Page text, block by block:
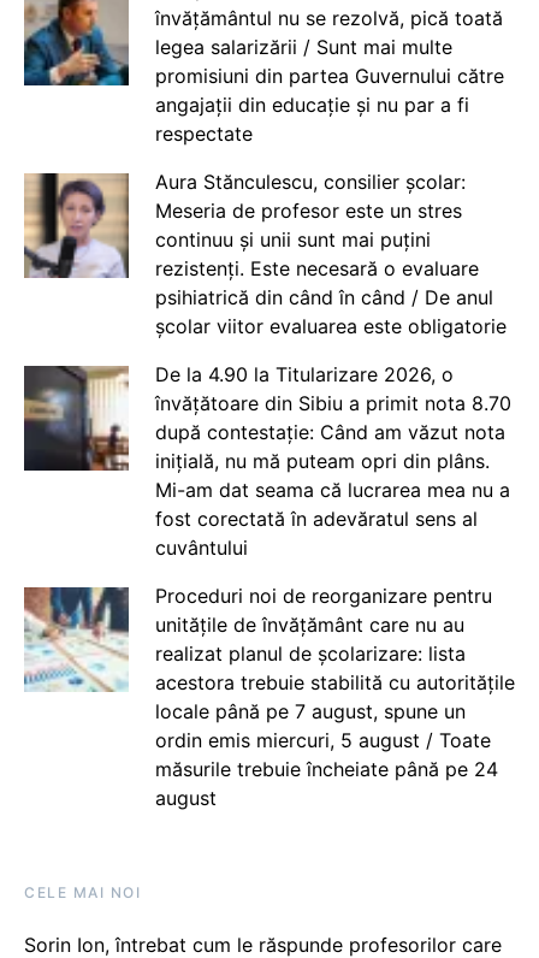
învățământul nu se rezolvă, pică toată
legea salarizării / Sunt mai multe
promisiuni din partea Guvernului către
angajații din educație și nu par a fi
respectate
Aura Stănculescu, consilier școlar:
Meseria de profesor este un stres
continuu și unii sunt mai puțini
rezistenți. Este necesară o evaluare
psihiatrică din când în când / De anul
școlar viitor evaluarea este obligatorie
De la 4.90 la Titularizare 2026, o
învățătoare din Sibiu a primit nota 8.70
după contestație: Când am văzut nota
inițială, nu mă puteam opri din plâns.
Mi-am dat seama că lucrarea mea nu a
fost corectată în adevăratul sens al
cuvântului
Proceduri noi de reorganizare pentru
unitățile de învățământ care nu au
realizat planul de școlarizare: lista
acestora trebuie stabilită cu autoritățile
locale până pe 7 august, spune un
ordin emis miercuri, 5 august / Toate
măsurile trebuie încheiate până pe 24
august
CELE MAI NOI
Sorin Ion, întrebat cum le răspunde profesorilor care